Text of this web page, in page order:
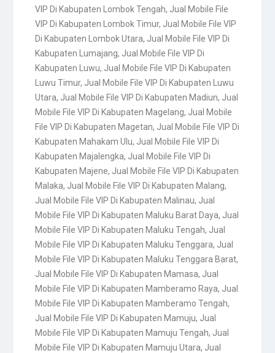
VIP Di Kabupaten Lombok Tengah, Jual Mobile File
VIP Di Kabupaten Lombok Timur, Jual Mobile File VIP
Di Kabupaten Lombok Utara, Jual Mobile File VIP Di
Kabupaten Lumajang, Jual Mobile File VIP Di
Kabupaten Luwu, Jual Mobile File VIP Di Kabupaten
Luwu Timur, Jual Mobile File VIP Di Kabupaten Luwu
Utara, Jual Mobile File VIP Di Kabupaten Madiun, Jual
Mobile File VIP Di Kabupaten Magelang, Jual Mobile
File VIP Di Kabupaten Magetan, Jual Mobile File VIP Di
Kabupaten Mahakam Ulu, Jual Mobile File VIP Di
Kabupaten Majalengka, Jual Mobile File VIP Di
Kabupaten Majene, Jual Mobile File VIP Di Kabupaten
Malaka, Jual Mobile File VIP Di Kabupaten Malang,
Jual Mobile File VIP Di Kabupaten Malinau, Jual
Mobile File VIP Di Kabupaten Maluku Barat Daya, Jual
Mobile File VIP Di Kabupaten Maluku Tengah, Jual
Mobile File VIP Di Kabupaten Maluku Tenggara, Jual
Mobile File VIP Di Kabupaten Maluku Tenggara Barat,
Jual Mobile File VIP Di Kabupaten Mamasa, Jual
Mobile File VIP Di Kabupaten Mamberamo Raya, Jual
Mobile File VIP Di Kabupaten Mamberamo Tengah,
Jual Mobile File VIP Di Kabupaten Mamuju, Jual
Mobile File VIP Di Kabupaten Mamuju Tengah, Jual
Mobile File VIP Di Kabupaten Mamuju Utara, Jual